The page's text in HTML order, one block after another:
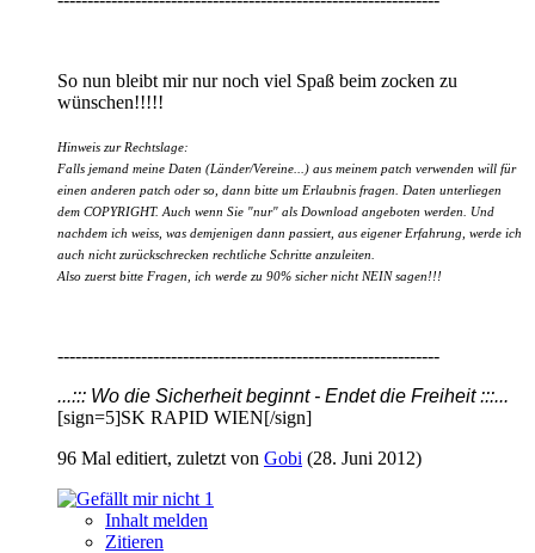
So nun bleibt mir nur noch viel Spaß beim zocken zu
wünschen!!!!!
Hinweis zur Rechtslage:
Falls jemand meine Daten (Länder/Vereine...) aus meinem patch verwenden will für
einen anderen patch oder so, dann bitte um Erlaubnis fragen. Daten unterliegen
dem COPYRIGHT. Auch wenn Sie "nur" als Download angeboten werden. Und
nachdem ich weiss, was demjenigen dann passiert, aus eigener Erfahrung, werde ich
auch nicht zurückschrecken rechtliche Schritte anzuleiten.
Also zuerst bitte Fragen, ich werde zu 90% sicher nicht NEIN sagen!!!
----------------------------------------------------------------
...::: Wo die Sicherheit beginnt - Endet die Freiheit :::...
[sign=5]SK RAPID WIEN[/sign]
96 Mal editiert, zuletzt von Gobi (28. Juni 2012)
1
Inhalt melden
Zitieren